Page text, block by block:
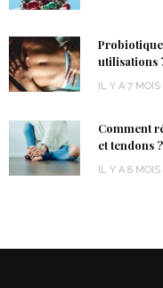
utilisations
IL Y A 7 MOIS
Comment
et tendons ?
IL Y A 8 MOIS